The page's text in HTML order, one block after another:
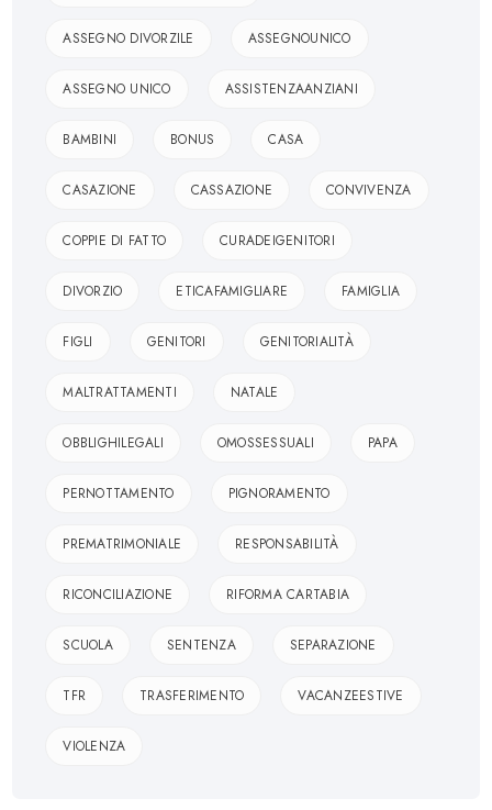
ASSEGNO DIVORZILE ASSEGNOUNICO
ASSEGNO UNICO ASSISTENZAANZIANI
BAMBINI BONUS CASA
CASAZIONE CASSAZIONE CONVIVENZA
COPPIE DI FATTO CURADEIGENITORI
DIVORZIO ETICAFAMIGLIARE FAMIGLIA
FIGLI GENITORI GENITORIALITÀ
MALTRATTAMENTI NATALE
OBBLIGHILEGALI OMOSSESSUALI PAPA
PERNOTTAMENTO PIGNORAMENTO
PREMATRIMONIALE RESPONSABILITÀ
RICONCILIAZIONE RIFORMA CARTABIA
SCUOLA SENTENZA SEPARAZIONE
TFR TRASFERIMENTO VACANZEESTIVE
VIOLENZA